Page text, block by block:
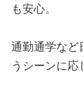
も安心。
通勤通学など
うシーンに応